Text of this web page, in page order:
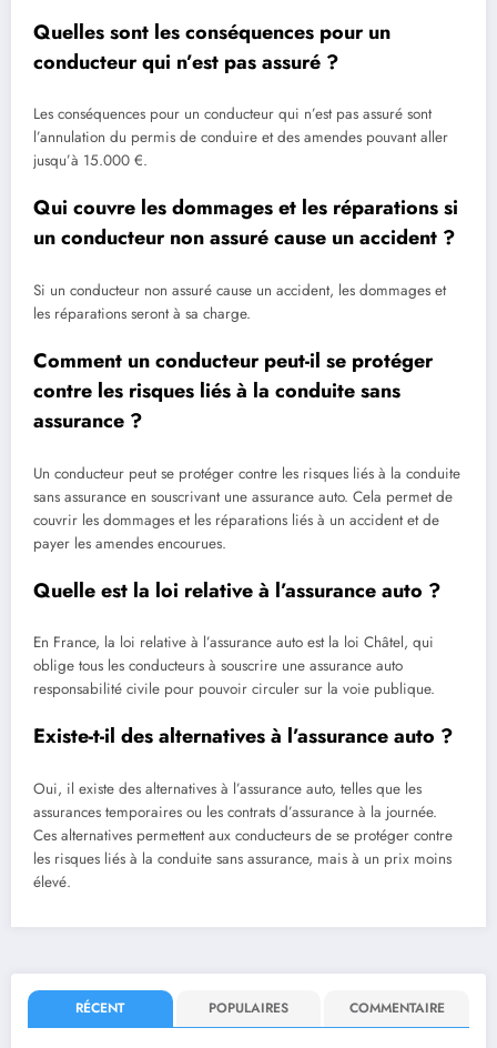
Quelles sont les conséquences pour un
conducteur qui n’est pas assuré ?
Les conséquences pour un conducteur qui n’est pas assuré sont
l’annulation du permis de conduire et des amendes pouvant aller
jusqu’à 15.000 €.
Qui couvre les dommages et les réparations si
un conducteur non assuré cause un accident ?
Si un conducteur non assuré cause un accident, les dommages et
les réparations seront à sa charge.
Comment un conducteur peut-il se protéger
contre les risques liés à la conduite sans
assurance ?
Un conducteur peut se protéger contre les risques liés à la conduite
sans assurance en souscrivant une assurance auto. Cela permet de
couvrir les dommages et les réparations liés à un accident et de
payer les amendes encourues.
Quelle est la loi relative à l’assurance auto ?
En France, la loi relative à l’assurance auto est la loi Châtel, qui
oblige tous les conducteurs à souscrire une assurance auto
responsabilité civile pour pouvoir circuler sur la voie publique.
Existe-t-il des alternatives à l’assurance auto ?
Oui, il existe des alternatives à l’assurance auto, telles que les
assurances temporaires ou les contrats d’assurance à la journée.
Ces alternatives permettent aux conducteurs de se protéger contre
les risques liés à la conduite sans assurance, mais à un prix moins
élevé.
RÉCENT POPULAIRES COMMENTAIRE